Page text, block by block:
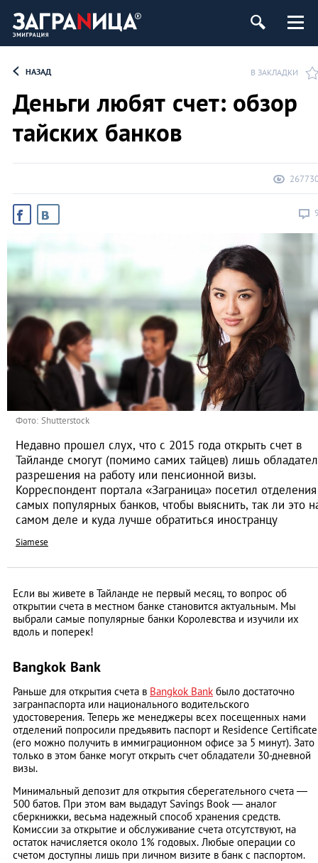
НАЗАД В ЗАКЛАДКИ
Деньги любят счет: обзор
тайских банков
Фото: Shutterstock
Недавно прошел слух, что с 2015 года открыть счет в
Тайланде смогут (помимо самих тайцев) лишь
разрешения на работу или пенсионной визы.
Корреспондент портала «Заграница» посетил отделения
самых популярных банков, чтобы выяснить, так ли это
самом деле и куда лучше обратиться иностранцу
Siamese
Если вы живете в Тайланде не первый месяц, то вопрос об
открытии счета в местном банке становится актуальным. Мы
выбрали самые популярные банки Королевства и изучили их
вдоль и поперек!
Bangkok Bank
Раньше для открытия счета в Bangkok Bank было достаточно
загранпаспорта или национального водительского
удостоверения. Теперь же менеджеры всех посещенных нами
отделений попросили предъявить паспорт и Residence Certificate
(его можно получить в иммиграционном офисе за 5 минут). Зато
только в этом банке могут открыть счет обладатели 30-дневной
визы.
Минимальный депозит для открытия сберегательного счета ―
500 батов. При этом вам выдадут Savings Book ― аналог
сберкнижки, весьма надежный способ хранения средств.
Комиссии за открытие и обслуживание счета отсутствуют, на
остаток начисляется около 1% годовых. Любые операции со
счетом доступны лишь при личном визите в банк с паспортом.